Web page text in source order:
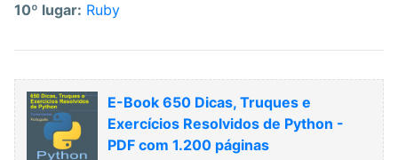
10º lugar: Ruby
E-Book 650 Dicas, Truques e
Exercícios Resolvidos de Python -
PDF com 1.200 páginas